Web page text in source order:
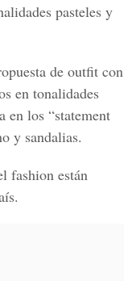
pasteles y
de outfit con
en tonalidades
en los “statement
y sandalias.
fashion están